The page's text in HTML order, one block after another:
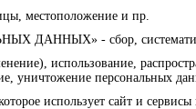
местоположение и пр.
ДАННЫХ» - сбор,
использование,
уничтожение персональных
использует сайт и сервисы